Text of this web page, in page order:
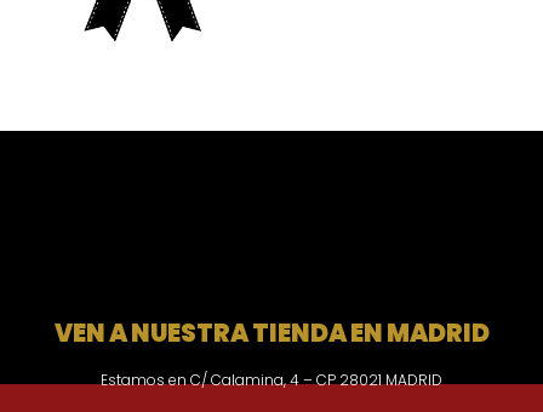
VEN A NUESTRA TIENDA EN MADRID
Estamos en C/ Calamina, 4 – CP 28021 MADRID